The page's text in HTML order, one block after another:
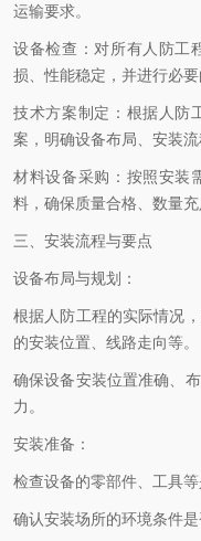
运输要求。
设备检查：对所有人防工
损、性能稳定，并进行必
技术方案制定：根据人防
案，明确设备布局、安装
材料设备采购：按照安装
料，确保质量合格、数量
三、安装流程与要点
设备布局与规划：
根据人防工程的实际情况
的安装位置、线路走向等。
确保设备安装位置准确、
力。
安装准备：
检查设备的零部件、工具
确认安装场所的环境条件